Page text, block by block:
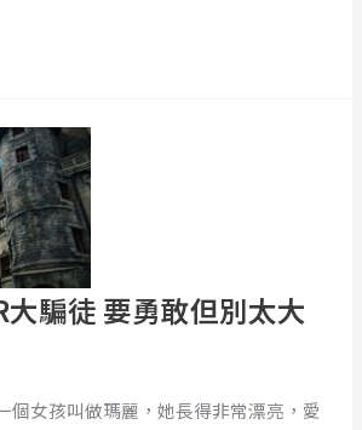
大騙徒 要勇敢但別太大
個女孩叫做瑪麗，她長得非常漂亮，愛